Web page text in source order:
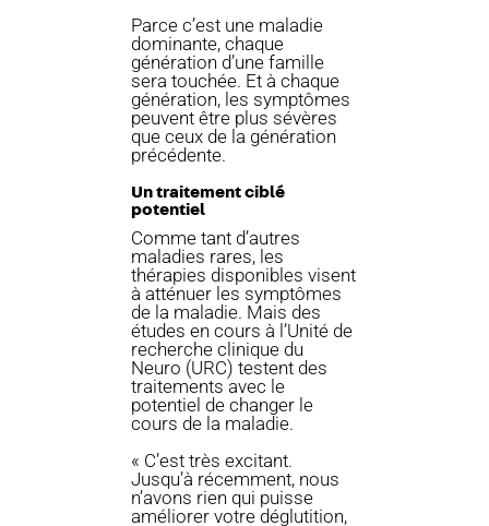
Parce c’est une maladie
dominante, chaque
génération d’une famille
sera touchée. Et à chaque
génération, les symptômes
peuvent être plus sévères
que ceux de la génération
précédente.
Un traitement ciblé
potentiel
Comme tant d’autres
maladies rares, les
thérapies disponibles visent
à atténuer les symptômes
de la maladie. Mais des
études en cours à l’Unité de
recherche clinique du
Neuro (URC) testent des
traitements avec le
potentiel de changer le
cours de la maladie.
« C’est très excitant.
Jusqu’à récemment, nous
n’avons rien qui puisse
améliorer votre déglutition,